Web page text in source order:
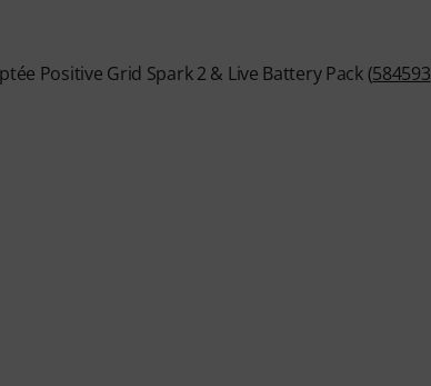
Positive Grid Spark 2 & Live Battery Pack (584593